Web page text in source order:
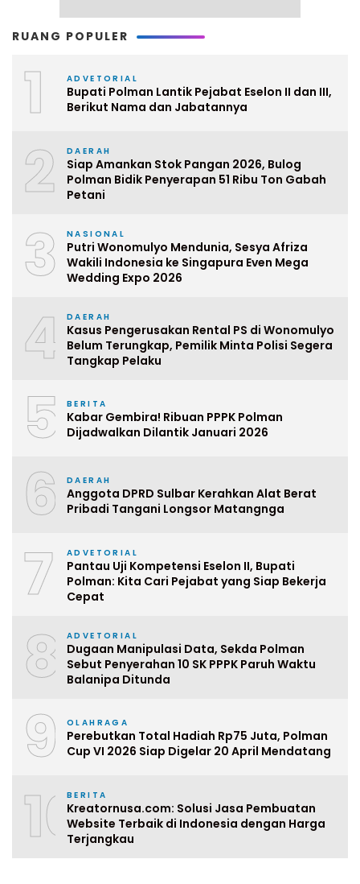
RUANG POPULER
1 ADVETORIAL
Bupati Polman Lantik Pejabat Eselon II dan III,
Berikut Nama dan Jabatannya
2 DAERAH
Siap Amankan Stok Pangan 2026, Bulog
Polman Bidik Penyerapan 51 Ribu Ton Gabah
Petani
3 NASIONAL
Putri Wonomulyo Mendunia, Sesya Afriza
Wakili Indonesia ke Singapura Even Mega
Wedding Expo 2026
4 DAERAH
Kasus Pengerusakan Rental PS di Wonomulyo
Belum Terungkap, Pemilik Minta Polisi Segera
Tangkap Pelaku
5 BERITA
Kabar Gembira! Ribuan PPPK Polman
Dijadwalkan Dilantik Januari 2026
6 DAERAH
Anggota DPRD Sulbar Kerahkan Alat Berat
Pribadi Tangani Longsor Matangnga
7 ADVETORIAL
Pantau Uji Kompetensi Eselon II, Bupati
Polman: Kita Cari Pejabat yang Siap Bekerja
Cepat
8 ADVETORIAL
Dugaan Manipulasi Data, Sekda Polman
Sebut Penyerahan 10 SK PPPK Paruh Waktu
Balanipa Ditunda
9 OLAHRAGA
Perebutkan Total Hadiah Rp75 Juta, Polman
Cup VI 2026 Siap Digelar 20 April Mendatang
10BERITA
Kreatornusa.com: Solusi Jasa Pembuatan
Website Terbaik di Indonesia dengan Harga
Terjangkau